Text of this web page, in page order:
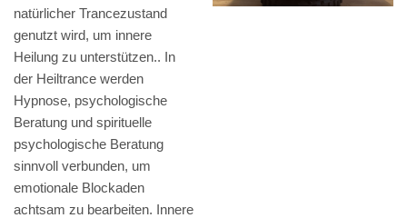
natürlicher Trancezustand
genutzt wird, um innere
Heilung zu unterstützen.. In
der Heiltrance werden
Hypnose, psychologische
Beratung und spirituelle
psychologische Beratung
sinnvoll verbunden, um
emotionale Blockaden
achtsam zu bearbeiten. Innere